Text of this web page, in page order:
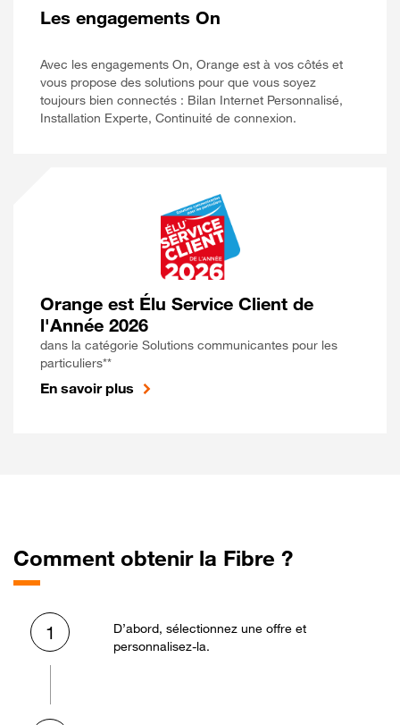
Les engagements On
Avec les engagements On, Orange est à vos côtés et
vous propose des solutions pour que vous soyez
toujours bien connectés : Bilan Internet Personnalisé,
Installation Experte, Continuité de connexion.
Orange est Élu Service Client de
l'Année 2026
dans la catégorie Solutions communicantes pour les
particuliers**
En savoir plus
Comment obtenir la Fibre ?
1
D’abord, sélectionnez une offre et
personnalisez-la.